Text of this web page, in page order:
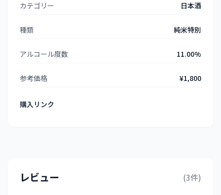
カテゴリー
日本酒
種類 純米特別
アルコール度数 11.00%
参考価格 ¥1,800
購入リンク
レビュー (3件)